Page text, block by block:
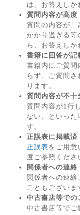
は、お答えしか
質問内容が高度
質問の内容が
かかり過ぎる等
ら、お答えしか
書籍に回答が記
書籍内にご質問
らず、ご質問
ります。
質問内容が不十
質問内容が1行
ない、といった
す。
正誤表に掲載済
正誤表をご用意
度ご参照くださ
関係者への連絡
関係者への連絡
こともございま
中古書店等での
中古書店等でご